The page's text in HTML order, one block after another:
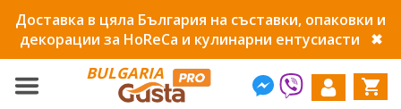
Доставка в цяла България на съставки, опаковки и
декорации за HoReCa и кулинарни ентусиасти
✖
BULGARIA